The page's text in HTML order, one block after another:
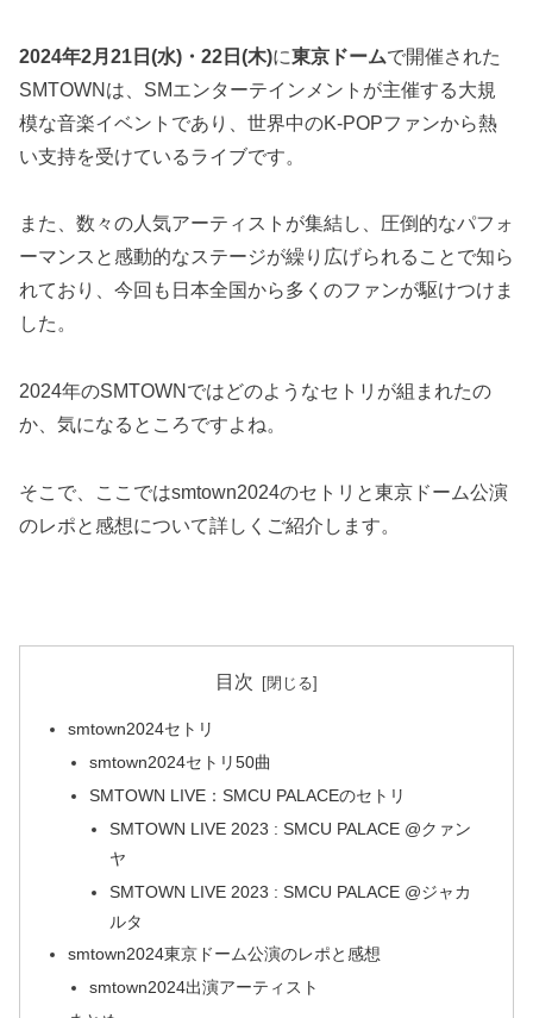
2024年2月21日(水)・22日(木)に東京ドームで開催された
SMTOWNは、SMエンターテインメントが主催する大規
模な音楽イベントであり、世界中のK-POPファンから熱
い支持を受けているライブです。
また、数々の人気アーティストが集結し、圧倒的なパフォ
ーマンスと感動的なステージが繰り広げられることで知ら
れており、今回も日本全国から多くのファンが駆けつけま
した。
2024年のSMTOWNではどのようなセトリが組まれたの
か、気になるところですよね。
そこで、ここではsmtown2024のセトリと東京ドーム公演
のレポと感想について詳しくご紹介します。
目次
smtown2024セトリ
smtown2024セトリ50曲
SMTOWN LIVE：SMCU PALACEのセトリ
SMTOWN LIVE 2023 : SMCU PALACE @クァン
ヤ
SMTOWN LIVE 2023 : SMCU PALACE @ジャカ
ルタ
smtown2024東京ドーム公演のレポと感想
smtown2024出演アーティスト